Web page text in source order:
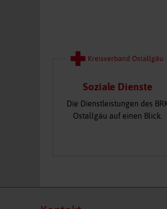
Soziale Dienste
Die Dienstleistungen des
Ostallgäu auf einen Blick.